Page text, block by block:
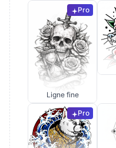
Pro
Ligne fine
Pro